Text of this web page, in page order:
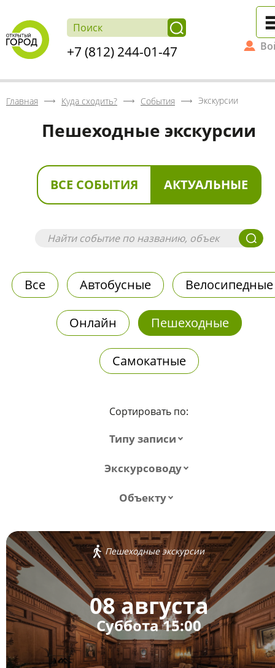
+7 (812) 244-01-47
Главная Куда сходить? События Экскурсии
Пешеходные экскурсии
ВСЕ СОБЫТИЯ АКТУАЛЬНЫЕ
Все Автобусные Велосипедные
Онлайн Пешеходные
Самокатные
Сортировать по:
Типу записи
Экскурсоводу
Объекту
Пешеходные экскурсии
08 августа
Суббота 15:00